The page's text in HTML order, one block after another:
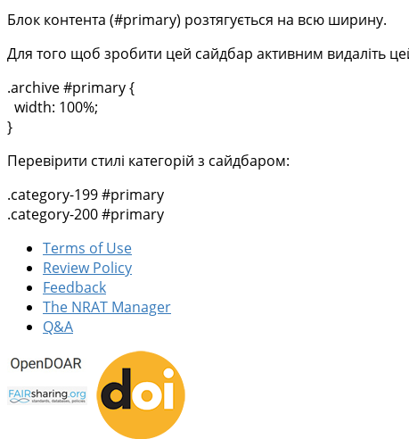
Блок контента (#primary) розтягується на всю ширину.
Для того щоб зробити цей сайдбар активним видаліть
.archive #primary {
width: 100%;
}
Перевірити стилі категорій з сайдбаром:
.category-199 #primary
.category-200 #primary
Terms of Use
Review Policy
Feedback
The NRAT Manager
Q&A